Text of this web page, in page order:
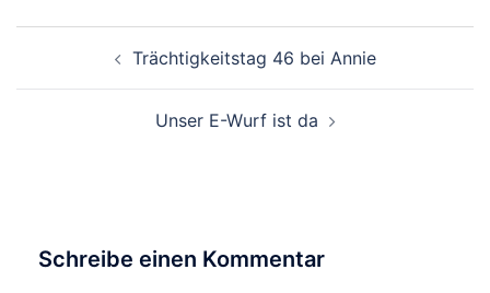
Beitragsnavigation
Trächtigkeitstag 46 bei Annie
Unser E-Wurf ist da
Schreibe einen Kommentar